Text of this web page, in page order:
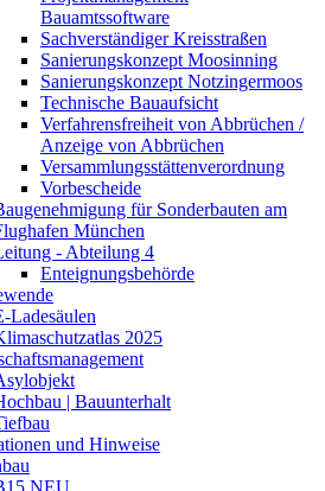
Bauamtssoftware
Sachverständiger Kreisstraßen
Sanierungskonzept Moosinning
Sanierungskonzept Notzingermoos
Technische Bauaufsicht
Verfahrensfreiheit von Abbrüchen /
Anzeige von Abbrüchen
Versammlungsstättenverordnung
Vorbescheide
für Sonderbauten am
München
- Abteilung 4
Enteignungsbehörde
Ladesäulen
2025
| Bauunterhalt
und Hinweise
NEU